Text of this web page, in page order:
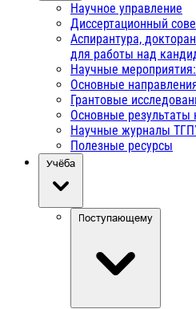
Научное управление
Диссертационный
Аспирантура,
для работы над
Научные
Основные
Грантовые
Основные результаты
Научные журналы
Полезные ресурсы
Учёба
Поступающему